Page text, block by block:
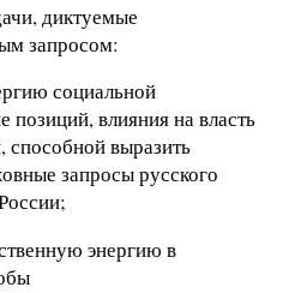
диктуемые
запросом:
социальной
влияния на власть
способной выразить
запросы русского
энергию в